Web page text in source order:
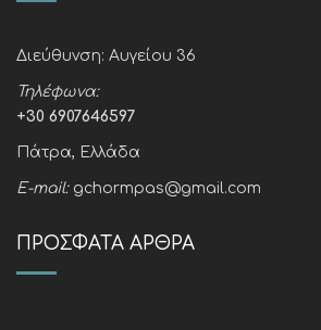
Διεύθυνση: Αυγείου 36
Τηλέφωνα:
+30 6907646597
Πάτρα, Ελλάδα
E-mail: gchormpas@gmail.com
ΠΡΌΣΦΑΤΑ ΆΡΘΡΑ